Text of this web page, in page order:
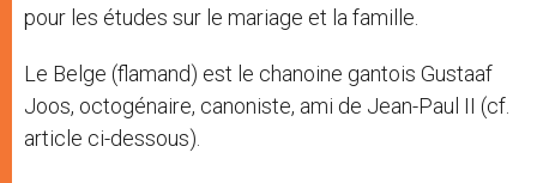
pour les études sur le mariage et la famille.
Le Belge (flamand) est le chanoine gantois Gustaaf
Joos, octogénaire, canoniste, ami de Jean-Paul II (cf.
article ci-dessous).